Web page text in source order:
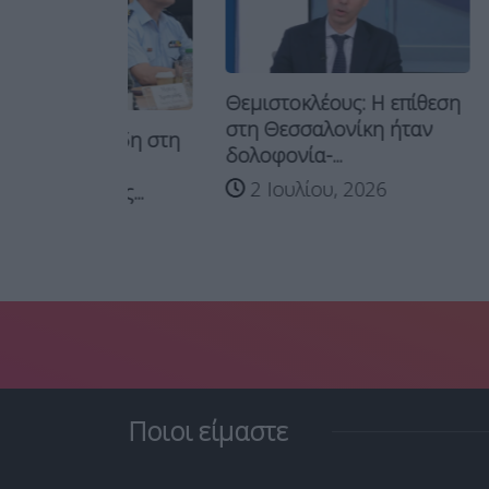
Θεμιστοκλέους: Η επίθεση
στη Θεσσαλονίκη ήταν
δολοφονία-...
2 Ιουλίου, 2026
στους
2
Ποιοι είμαστε